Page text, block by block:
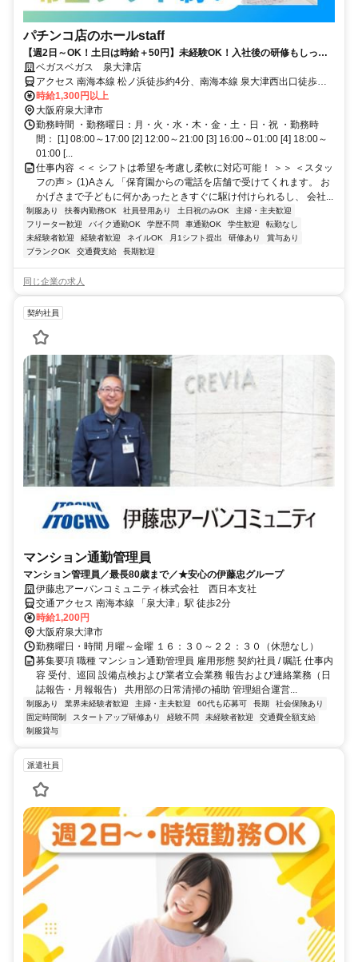
パチンコ店のホールstaff
【週2日～OK！土日は時給＋50円】未経験OK！入社後の研修もしっか
りで安心スタート◎/松ノ浜駅徒歩4分
ベガスベガス 泉大津店
アクセス 南海本線 松ノ浜徒歩約4分、南海本線 泉大津西出口徒歩約
10分、南海本線 北助松東出口徒歩約17分 ★バイク・車通勤OK（駐
車場完備）
時給1,300円以上
大阪府泉大津市
勤務時間 ・勤務曜日：月・火・水・木・金・土・日・祝 ・勤務時
間： [1] 08:00～17:00 [2] 12:00～21:00 [3] 16:00～01:00 [4] 18:00～
01:00 [...
仕事内容 ＜＜ シフトは希望を考慮し柔軟に対応可能！ ＞＞ ＜スタッ
フの声＞ (1)Aさん 「保育園からの電話を店舗で受けてくれます。 お
かげさまで子どもに何かあったときすぐに駆け付けられるし、 会社...
制服あり 扶養内勤務OK 社員登用あり 土日祝のみOK
主婦・主夫歓迎
フリーター歓迎
バイク通勤OK 学歴不問 車通勤OK 学生歓迎
転勤なし
未経験者歓迎
経験者歓迎 ネイルOK 月1シフト提出 研修あり
賞与あり
ブランクOK
交通費支給 長期歓迎
同じ企業の求人
契約社員
マンション通勤管理員
マンション管理員／最長80歳まで／★安心の伊藤忠グループ
伊藤忠アーバンコミュニティ株式会社 西日本支社
交通アクセス 南海本線 「泉大津」駅 徒歩2分
時給1,200円
大阪府泉大津市
勤務曜日・時間 月曜～金曜 １６：３０～２２：３０（休憩なし）
募集要項 職種 マンション通勤管理員 雇用形態 契約社員 / 嘱託 仕事内
容 受付、巡回 設備点検および業者立会業務 報告および連絡業務（日
誌報告・月報報告） 共用部の日常清掃の補助 管理組合運営...
制服あり 業界未経験者歓迎 主婦・主夫歓迎 60代も応募可 長期
社会保険あり
固定時間制
スタートアップ研修あり 経験不問 未経験者歓迎
交通費全額支給
制服貸与
派遣社員